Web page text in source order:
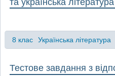
8 клас Українська література
Тестове завдання з